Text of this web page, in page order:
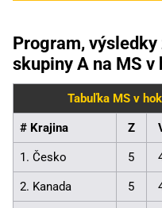
Program,
skupiny A na MS
Tabuľka MS v
# Krajina Z
1. Česko 5
2. Kanada 5